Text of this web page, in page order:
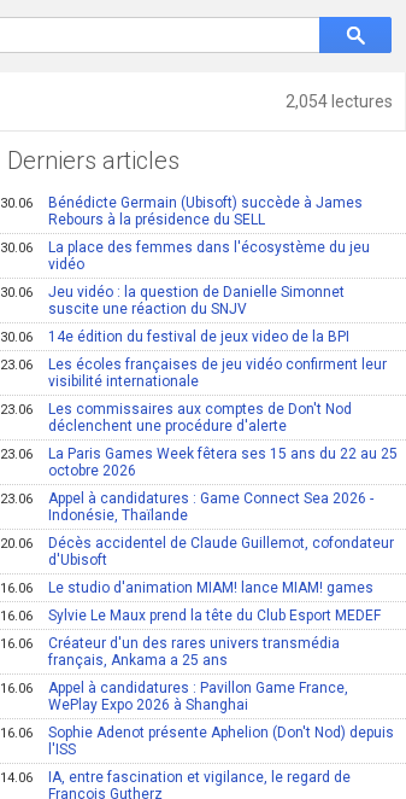
2,054 lectures
Derniers articles
30.06
Bénédicte Germain (Ubisoft) succède à James
Rebours à la présidence du SELL
30.06
La place des femmes dans l'écosystème du jeu
vidéo
30.06
Jeu vidéo : la question de Danielle Simonnet
suscite une réaction du SNJV
30.06 14e édition du festival de jeux video de la BPI
23.06
Les écoles françaises de jeu vidéo confirment leur
visibilité internationale
23.06
Les commissaires aux comptes de Don't Nod
déclenchent une procédure d'alerte
23.06
La Paris Games Week fêtera ses 15 ans du 22 au 25
octobre 2026
23.06
Appel à candidatures : Game Connect Sea 2026 -
Indonésie, Thaïlande
20.06
Décès accidentel de Claude Guillemot, cofondateur
d'Ubisoft
16.06 Le studio d'animation MIAM! lance MIAM! games
16.06 Sylvie Le Maux prend la tête du Club Esport MEDEF
16.06
Créateur d'un des rares univers transmédia
français, Ankama a 25 ans
16.06
Appel à candidatures : Pavillon Game France,
WePlay Expo 2026 à Shanghai
16.06
Sophie Adenot présente Aphelion (Don't Nod) depuis
l'ISS
14.06
IA, entre fascination et vigilance, le regard de
François Gutherz